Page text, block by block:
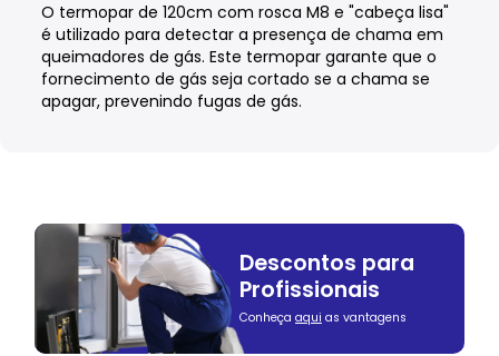
O termopar de 120cm com rosca M8 e "cabeça lisa"
é utilizado para detectar a presença de chama em
queimadores de gás. Este termopar garante que o
fornecimento de gás seja cortado se a chama se
apagar, prevenindo fugas de gás.
Descontos para
Profissionais
Conheça aqui as vantagens